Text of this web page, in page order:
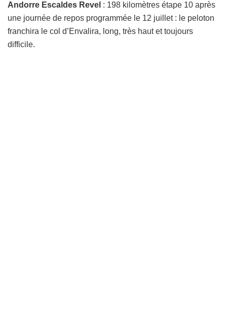
Andorre Escaldes Revel : 198 kilomètres étape 10 après
une journée de repos programmée le 12 juillet : le peloton
franchira le col d’Envalira, long, très haut et toujours
difficile.